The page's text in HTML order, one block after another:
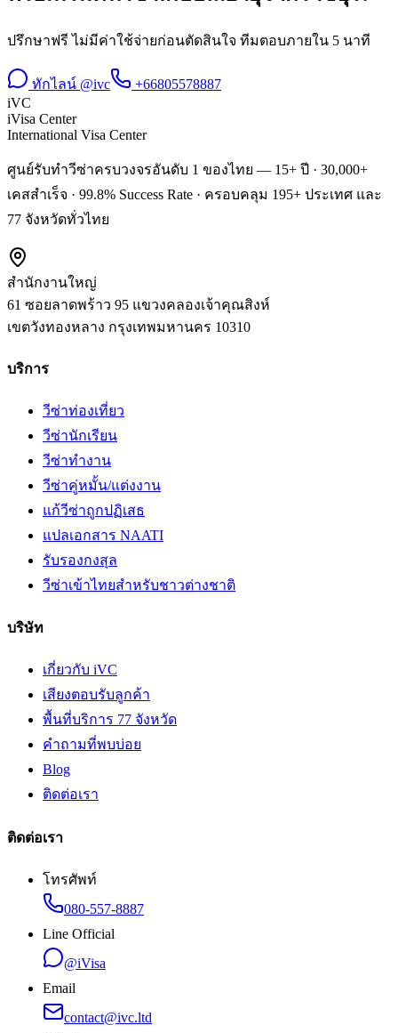
ปรึกษาฟรี ไม่มีค่าใช้จ่ายก่อนตัดสินใจ ทีมตอบภายใน 5 นาที
ทักไลน์ @ivc
+66805578887
iVC
iVisa Center
International Visa Center
ศูนย์รับทำวีซ่าครบวงจรอันดับ 1 ของไทย — 15+ ปี · 30,000+
เคสสำเร็จ · 99.8% Success Rate · ครอบคลุม 195+ ประเทศ และ
77 จังหวัดทั่วไทย
สำนักงานใหญ่
61 ซอยลาดพร้าว 95 แขวงคลองเจ้าคุณสิงห์
เขตวังทองหลาง กรุงเทพมหานคร 10310
บริการ
วีซ่าท่องเที่ยว
วีซ่านักเรียน
วีซ่าทำงาน
วีซ่าคู่หมั้น/แต่งงาน
แก้วีซ่าถูกปฏิเสธ
แปลเอกสาร NAATI
รับรองกงสุล
วีซ่าเข้าไทยสำหรับชาวต่างชาติ
บริษัท
เกี่ยวกับ iVC
เสียงตอบรับลูกค้า
พื้นที่บริการ 77 จังหวัด
คำถามที่พบบ่อย
Blog
ติดต่อเรา
ติดต่อเรา
โทรศัพท์
080-557-8887
Line Official
@iVisa
Email
contact@ivc.ltd